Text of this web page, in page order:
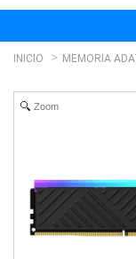
INICIO MEMORIA
Zoom